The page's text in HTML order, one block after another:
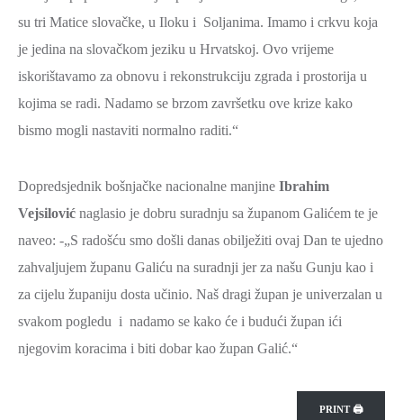
su tri Matice slovačke, u Iloku i Soljanima. Imamo i crkvu koja
je jedina na slovačkom jeziku u Hrvatskoj. Ovo vrijeme
iskorištavamo za obnovu i rekonstrukciju zgrada i prostorija u
kojima se radi. Nadamo se brzom završetku ove krize kako
bismo mogli nastaviti normalno raditi.“
Dopredsjednik bošnjačke nacionalne manjine Ibrahim
Vejsilović naglasio je dobru suradnju sa županom Galićem te je
naveo: -„S radošću smo došli danas obilježiti ovaj Dan te ujedno
zahvaljujem županu Galiću na suradnji jer za našu Gunju kao i
za cijelu županiju dosta učinio. Naš dragi župan je univerzalan u
svakom pogledu i nadamo se kako će i budući župan ići
njegovim koracima i biti dobar kao župan Galić.“
PRINT 🖨